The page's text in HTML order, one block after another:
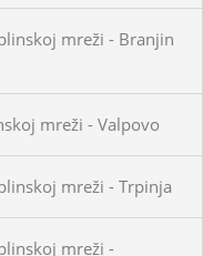
mreži - Branjin
mreži - Valpovo
mreži - Trpinja
mreži -